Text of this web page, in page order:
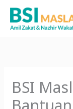
Lewati
konten
BSI